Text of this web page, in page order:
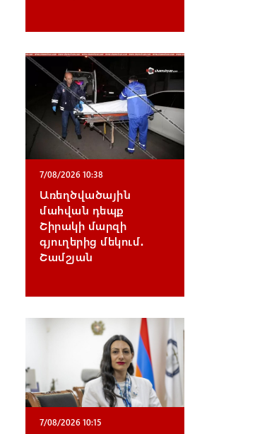
7/08/2026 10:38
Առեղծվածային
մահվան դեպք
Շիրակի մարզի
գյուղերից մեկում․
Շամշյան
7/08/2026 10:15